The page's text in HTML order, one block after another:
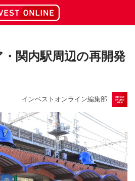
関内駅周辺の再開発
インベストオンライン編集部